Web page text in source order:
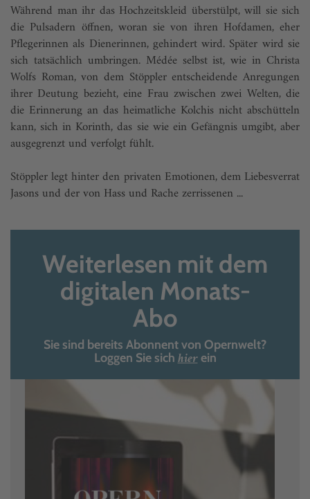
Während man ihr das Hochzeitskleid überstülpt, will sie sich
die Pulsadern öffnen, woran sie von ihren Hofdamen, eher
Pflegerinnen als Dienerinnen, gehindert wird. Später wird sie
sich tatsächlich umbringen. Médée selbst ist, wie in Christa
Wolfs Roman, von dem Stöppler entscheidende Anregungen
ihrer Deutung bezieht, eine Frau zwischen zwei Welten, die
die Erinnerung an das heimatliche Kolchis nicht abschütteln
kann, sich in Korinth, das sie wie ein Gefängnis umgibt, aber
ausgegrenzt und verfolgt fühlt.
Stöppler legt hinter den privaten Emotionen, dem Liebesverrat
Jasons und der von Hass und Rache zerrissenen ...
Weiterlesen mit dem
digitalen Monats-
Abo
Sie sind bereits Abonnent von Opernwelt?
Loggen Sie sich hierein